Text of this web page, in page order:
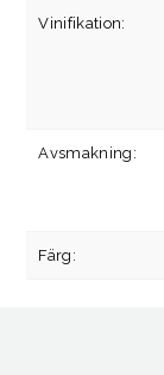
Vinifikation:
Avsmakning:
Färg: